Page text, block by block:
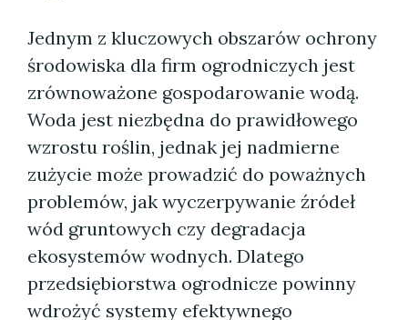
Jednym z kluczowych obszarów ochrony
środowiska dla firm ogrodniczych jest
zrównoważone gospodarowanie wodą.
Woda jest niezbędna do prawidłowego
wzrostu roślin, jednak jej nadmierne
zużycie może prowadzić do poważnych
problemów, jak wyczerpywanie źródeł
wód gruntowych czy degradacja
ekosystemów wodnych. Dlatego
przedsiębiorstwa ogrodnicze powinny
wdrożyć systemy efektywnego